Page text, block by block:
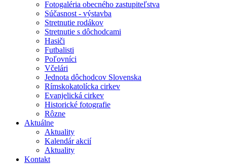
Fotogaléria obecného zastupiteľstva
Súčasnost - výstavba
Stretnutie rodákov
Stretnutie s dôchodcami
Hasiči
Futbalisti
Poľovníci
Včelári
Jednota dôchodcov Slovenska
Rímskokatolícka cirkev
Evanjelická cirkev
Historické fotografie
Rôzne
Aktuálne
Aktuality
Kalendár akcií
Aktuality
Kontakt